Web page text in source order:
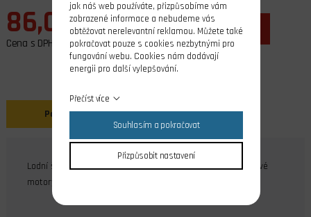
86,00 Kč
Cena s DPH
ks do košíku
Popis
Lodní šroub dvoulistý pro montáž pod loď, pro nízkootáčkové
motory, plast plněný skelnými vlákny, závit M4.
jak náš web používáte, přizpůsobíme vám
zobrazené informace a nebudeme vás
obtěžovat nerelevantní reklamou. Můžete také
pokračovat pouze s cookies nezbytnými pro
fungování webu. Cookies nám dodávají
energii pro další vylepšování.
Přečíst více
Souhlasím a pokračovat
Přizpůsobit nastavení